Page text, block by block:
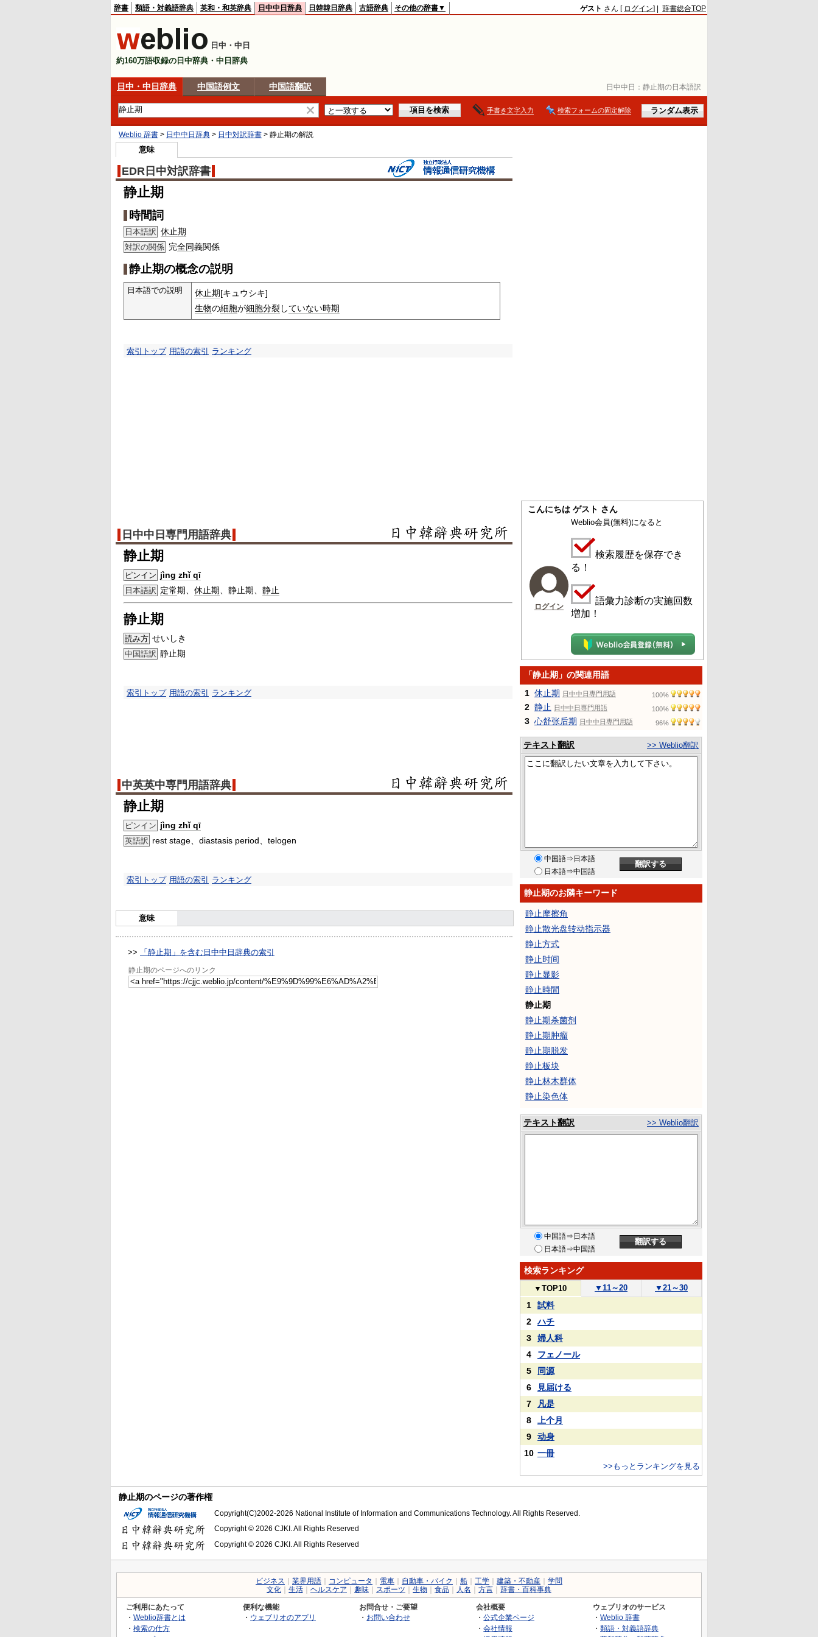
日中中日： 静止期の日本語訳
辞書 類語・対義語辞典 英和・和英辞典 日中中日辞典 日韓韓日辞典 古語辞典 その他の辞書▼ ゲスト さん [ ログイン] | 辞書総合TOP
日中・中日
約160万語収録の日中辞典・中日辞典
日中・中日辞典 中国語例文 中国語翻訳
手書き文字入力 検索フォームの固定解除
Weblio 辞書 > 日中中日辞典 > 日中対訳辞書 > 静止期の解説
意味
EDR日中対訳辞書
静止期
時間詞
日本語訳 休止期
対訳の関係 完全同義関係
静止期の概念の説明
日本語での説明 休止期[キュウシキ]
生物の細胞が細胞分裂していない時期
索引トップ 用語の索引 ランキング
日中中日専門用語辞典
静止期
ピンイン jìng zhǐ qī
日本語訳 定常期、 休止期 、静止期、 静止
静止期
読み方 せいしき
中国語訳 静止期
索引トップ 用語の索引 ランキング
中英英中専門用語辞典
静止期
ピンイン jìng zhǐ qī
英語訳 rest stage、diastasis period、telogen
索引トップ 用語の索引 ランキング
意味
>> 「静止期」を含む日中中日辞典の索引
静止期のページへのリンク
こんにちは ゲスト さん
ログイン
Weblio会員(無料)になると
検索履歴を保存でき
る！
語彙力診断の実施回数
増加！
「静止期」の関連用語
1 休止期 日中中日専門用語 100%
2 静止 日中中日専門用語 100%
3 心舒张后期 日中中日専門用語 96%
テキスト翻訳 >> Weblio翻訳
中国語⇒日本語
日本語⇒中国語
静止期のお隣キーワード
静止摩擦角
静止散光盘转动指示器
静止方式
静止时间
静止显影
静止時間
静止期
静止期杀菌剂
静止期肿瘤
静止期脱发
静止板块
静止林木群体
静止染色体
テキスト翻訳 >> Weblio翻訳
中国語⇒日本語
日本語⇒中国語
検索ランキング
▼ TOP10 ▼ 11～20 ▼ 21～30
1
試料
2
ハチ
3
婦人科
4
フェノール
5
同源
6
見届ける
7
凡是
8
上个月
9
动身
10 一冊
>>もっとランキングを見る
静止期のページの著作権
Copyright(C)2002-2026 National Institute of Information and Communications Technology. All Rights Reserved.
Copyright © 2026 CJKI. All Rights Reserved
Copyright © 2026 CJKI. All Rights Reserved
ビジネス 業界用語 コンピュータ 電車 自動車・バイク 船 工学 建築・不動産
学問
文化
生活 ヘルスケア 趣味 スポーツ 生物 食品 人名 方言 辞書・百科事典
ご利用にあたって
・ Weblio辞書とは
・ 検索の仕方
便利な機能
・ ウェブリオのアプリ
お問合せ・ご要望
・ お問い合わせ
会社概要
・ 公式企業ページ
・ 会社情報
ウェブリオのサービス
・ Weblio 辞書
・ 類語・対義語辞典